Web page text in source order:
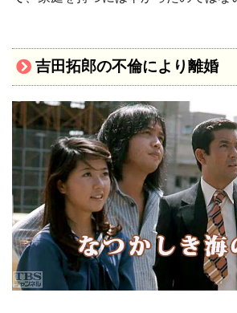
吉田拓郎の不倫により離婚